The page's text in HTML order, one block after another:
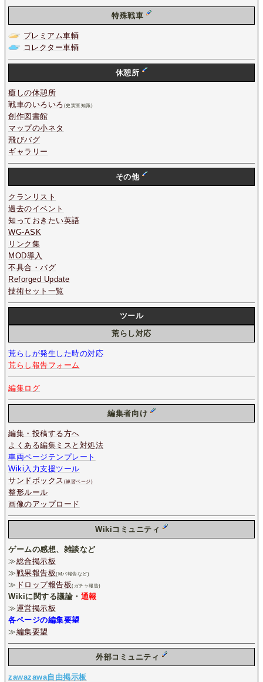
特殊戦車
プレミアム車輌
コレクター車輌
休憩所
癒しの休憩所
戦車のいろいろ (史実豆知識)
創作図書館
マップの小ネタ
飛びバグ
ギャラリー
その他
クランリスト
過去のイベント
知っておきたい英語
WG-ASK
リンク集
MOD導入
不具合・バグ
Reforged Update
技術セット一覧
ツール
荒らし対応
荒らしが発生した時の対応
荒らし報告フォーム
編集ログ
編集者向け
編集・投稿する方へ
よくある編集ミスと対処法
車両ページテンプレート
Wiki入力支援ツール
サンドボックス (練習ページ)
整形ルール
画像のアップロード
Wikiコミュニティ
ゲームの感想、雑談など
≫総合掲示板
≫戦果報告板(Mバ報告など)
≫ ドロップ報告板(ガチャ報告)
Wikiに関する議論・ 通報
≫運営掲示板
各ページの編集要望
≫編集要望
外部コミュニティ
zawazawa自由掲示板